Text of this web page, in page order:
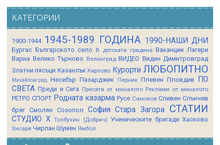
КАТЕГОРИИ
1900-1944 1945-1989 ГОДИНА 1990-НАШИ ДНИ
Бургас Българското село В детската градина Ваканции Лагери
Варна Велико Търново Велинград ВИДЕО Видин Димитровград
Златни пясъци Казанлък Карлово Курорти ЛЮБОПИТНО
Михайловград Несебър Пазарджик Перник Плевен Пловдив
ПО
СВЕТА Преди и Сега Пресата от миналото Реклами от миналото
РЕТРО СПОРТ Родната казарма Русе Самоков Сливен Слънчев
бряг Смолян Созопол София Стара Загора СТАТИИ
СТУДИО Х Толбухин (Добрич) Ученическите бригади Хасково
Хисаря Чирпан Шумен Ямбол